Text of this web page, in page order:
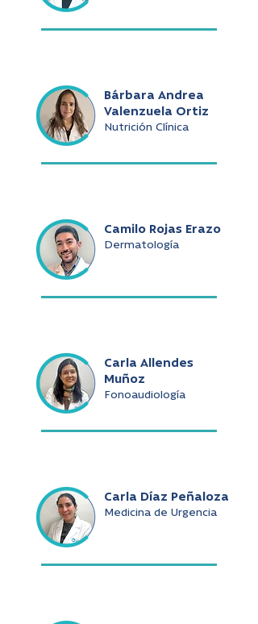
Bárbara Andrea
Valenzuela Ortiz
Nutrición Clínica
Camilo Rojas Erazo
Dermatología
Carla Allendes
Muñoz
Fonoaudiología
Carla Díaz Peñaloza
Medicina de Urgencia